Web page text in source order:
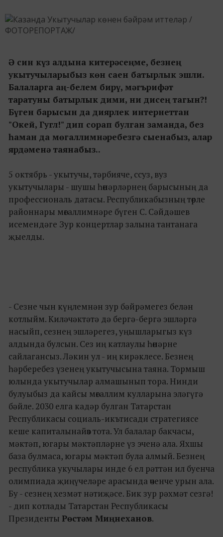
Ә син күз алдына китерәсеңме, безнең
укытучыларыбыз көн саен батырлык эшли.
Балаларга аң-белем бирү, мәгърифәт
таратуны батырлык дими, ни дисең тагын?!
Бүген барысын да диярлек интернеттан
"Окей, Гугл!" дип сорап булган заманда, без
һаман да мөгаллимнәребезгә сыенабыз, алар
ярдәменә таянабыз..
5 октябрь - укытучы, тәрбияче, ссуз, вуз
укытучылары - шушы һөнәрләрнең барысының да
профессиональ датасы. Республикабызның төрле
районнары мөгаллимнәре бүген С. Сәйдәшев
исемендәге Зур концертлар залына тантанага
җыелды.
- Сезне чын күңлемнән зур бәйрәмегез белән
котлыйм. Киләчәктәтә дә бергә-бергә эшләргә
насыйп, сезнең эшләрегез, уңышларыгыз күз
алдында булсын. Сез иң катлаулы һөнәрне
сайлагансыз. Ләкин ул - иң кирәклесе. Безнең
һәрберебез үзенең укытучысына таяна. Тормыш
юлында укытучылар алмашынып тора. Нинди
булуыбыз да кайсы мөгаллим кулларына эләгүгә
бәйле. 2030 елга кадәр булган Татарстан
Республикасы социаль-икътисади стратегиясе
кеше капиталынайөз тота. Ул балалар бакчасы,
мәктәп, югары мәктәпләрне үз эченә ала. Яхшы
база булмаса, югары мәктәп була алмый. Безнең
республика укучылары инде 6 ел рәттән ил буенча
олимпиада җиңүчеләре арасында өченче урын ала.
Бу - сезнең хезмәт нәтиҗәсе. Бик зур рәхмәт сезгә!
- дип котлады Татарстан Республикасы
Президенты Рөстәм Миңнеханов.